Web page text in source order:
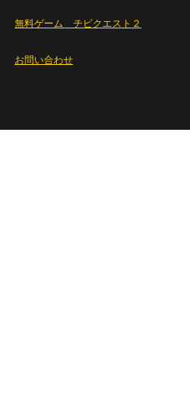
無料ゲーム チビクエスト２
お問い合わせ